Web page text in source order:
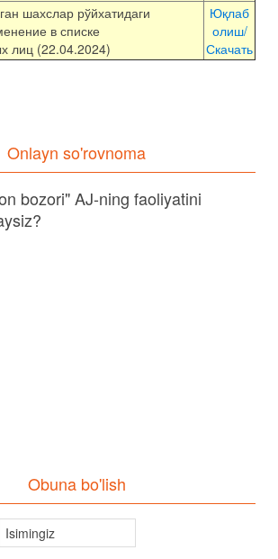
шахслар рўйхатидаги
в списке
лиц (22.04.2024)
Юқлаб
олиш/
Скачать
Onlayn so'rovnoma
bozori" AJ-ning faoliyatini
Obuna bo'lish